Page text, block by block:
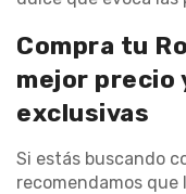
Compra tu
mejor precio
exclusivas
Si estás buscando
recomendamos que